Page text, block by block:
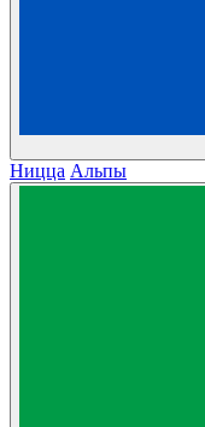
Ницца Альпы